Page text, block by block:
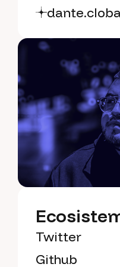
Twitter
Github